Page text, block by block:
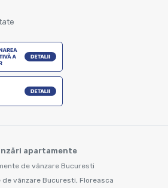
apartamente
de vânzare Bucuresti
vânzare Bucuresti, Floreasca